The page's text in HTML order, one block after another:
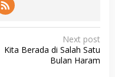
Next post
Kita Berada di Salah Satu
Bulan Haram